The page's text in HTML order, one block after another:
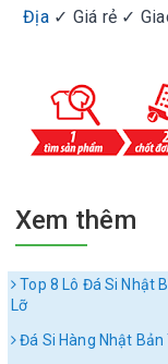
Địa✓ Giá rẻ ✓
Xem thêm
Top 8 Lô Đá Si Nhật
Lỡ
Đá Si Hàng Nhật Bản